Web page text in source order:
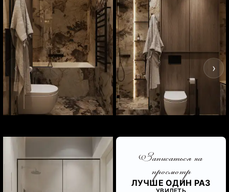
Записаться на
просмотр
ЛУЧШЕ ОДИН РАЗ
‹ ›